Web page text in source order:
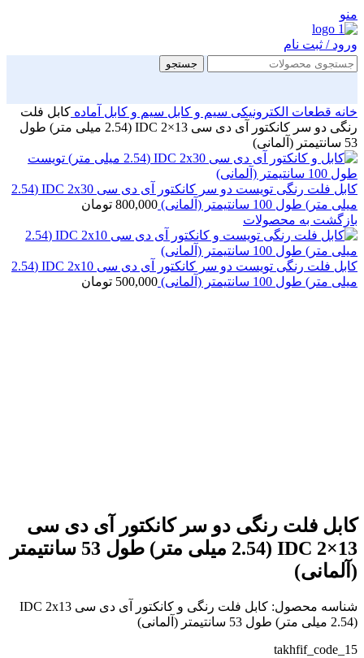
منو
ورود / ثبت نام
جستجو
خانه قطعات الکترونیکی سیم و کابل سیم و کابل آماده کابل فلت
رنگی دو سر کانکتور آی دی سی IDC 2×13 (2.54 میلی متر) طول
53 سانتیمتر (آلمانی)
کابل فلت رنگی تویست دو سر کانکتور آی دی سی IDC 2x30 (2.54
میلی متر) طول 100 سانتیمتر (آلمانی)
800,000 تومان
بازگشت به محصولات
کابل فلت رنگی تویست دو سر کانکتور آی دی سی IDC 2x10 (2.54
میلی متر) طول 100 سانتیمتر (آلمانی)
500,000 تومان
کابل فلت رنگی دو سر کانکتور آی دی سی
IDC 2×13 (2.54 میلی متر) طول 53 سانتیمتر
(آلمانی)
شناسه محصول:
کابل فلت رنگی و کانکتور آی دی سی IDC 2x13
(2.54 میلی متر) طول 53 سانتیمتر (آلمانی)
takhfif_code_15